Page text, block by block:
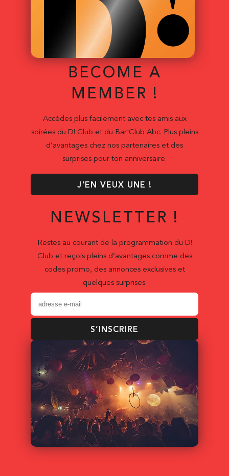
BECOME A
MEMBER !
Accédes plus facilement avec tes amis aux
soirées du D! Club et du Bar'Club Abc. Plus pleins
d’avantages chez nos partenaires et des
surprises pour ton anniversaire.
J'EN VEUX UNE !
NEWSLETTER !
Restes au courant de la programmation du D!
Club et reçois pleins d’avantages comme des
codes promo, des annonces exclusives et
quelques surprises.
S’INSCRIRE